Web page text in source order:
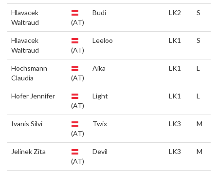
Hlavacek
Waltraud
(AT)
Budi LK2 S
Hlavacek
Waltraud
(AT)
Leeloo LK1 S
Höchsmann
Claudia
(AT)
Aika LK1 L
Hofer Jennifer
(AT)
Light LK1 L
Ivanis Silvi
(AT)
Twix LK3 M
Jelinek Zita
(AT)
Devil LK3 M